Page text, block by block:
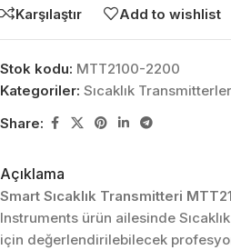
Karşılaştır Add to wishlist
Stok kodu: MTT2100-2200
Kategoriler: Sıcaklık
Share:
Açıklama
Smart Sıcaklık Transmitteri
Instruments ürün ailesinde
için değerlendirilebilecek